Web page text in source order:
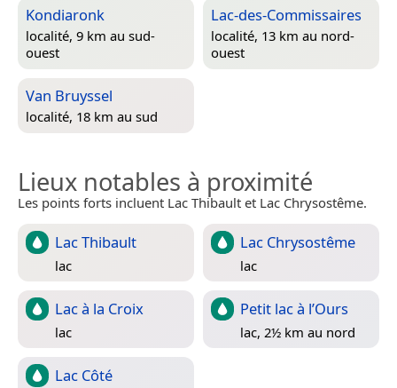
Kondiaronk
localité, 9 km au sud-
ouest
Lac-des-Commissaires
localité, 13 km au nord-
ouest
Van Bruyssel
localité, 18 km au sud
Lieux notables à proximité
Les points forts incluent Lac Thibault et Lac Chrysostême.
Lac Thibault
lac
Lac Chrysostême
lac
Lac à la Croix
lac
Petit lac à l’Ours
lac, 2½ km au nord
Lac Côté